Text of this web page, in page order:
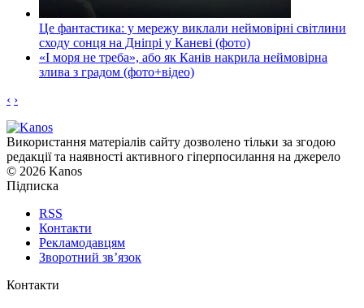
Це фантастика: у мережу виклали неймовірні світлини
сходу сонця на Дніпрі у Каневі (фото)
«І моря не треба», або як Канів накрила неймовірна
злива з градом (фото+відео)
‹ ›
Використання матеріалів сайту дозволено тільки за згодою
редакції та наявності активного гіперпосилання на джерело
© 2026 Kanos
Підписка
RSS
Контакти
Рекламодавцям
Зворотний зв’язок
Контакти